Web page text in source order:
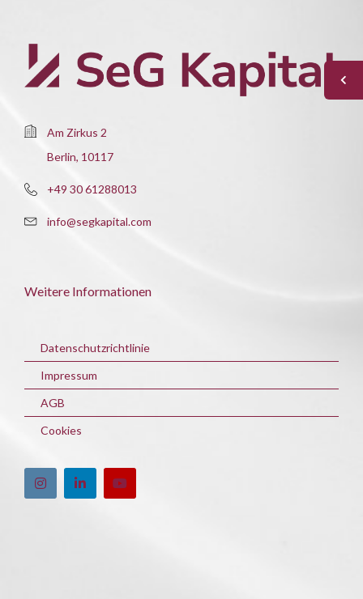
Am Zirkus 2
Berlin, 10117
+49 30 61288013
info@segkapital.com
Weitere Informationen
Datenschutzrichtlinie
Impressum
AGB
Cookies